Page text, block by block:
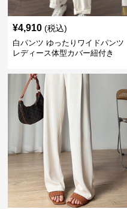
¥4,910 (税込)
白パンツ ゆったりワイドパンツ
レディース体型カバー紐付き